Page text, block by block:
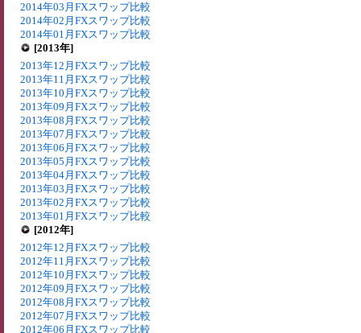
2014年03月FXスワップ比較
2014年02月FXスワップ比較
2014年01月FXスワップ比較
[2013年]
2013年12月FXスワップ比較
2013年11月FXスワップ比較
2013年10月FXスワップ比較
2013年09月FXスワップ比較
2013年08月FXスワップ比較
2013年07月FXスワップ比較
2013年06月FXスワップ比較
2013年05月FXスワップ比較
2013年04月FXスワップ比較
2013年03月FXスワップ比較
2013年02月FXスワップ比較
2013年01月FXスワップ比較
[2012年]
2012年12月FXスワップ比較
2012年11月FXスワップ比較
2012年10月FXスワップ比較
2012年09月FXスワップ比較
2012年08月FXスワップ比較
2012年07月FXスワップ比較
2012年06月FXスワップ比較